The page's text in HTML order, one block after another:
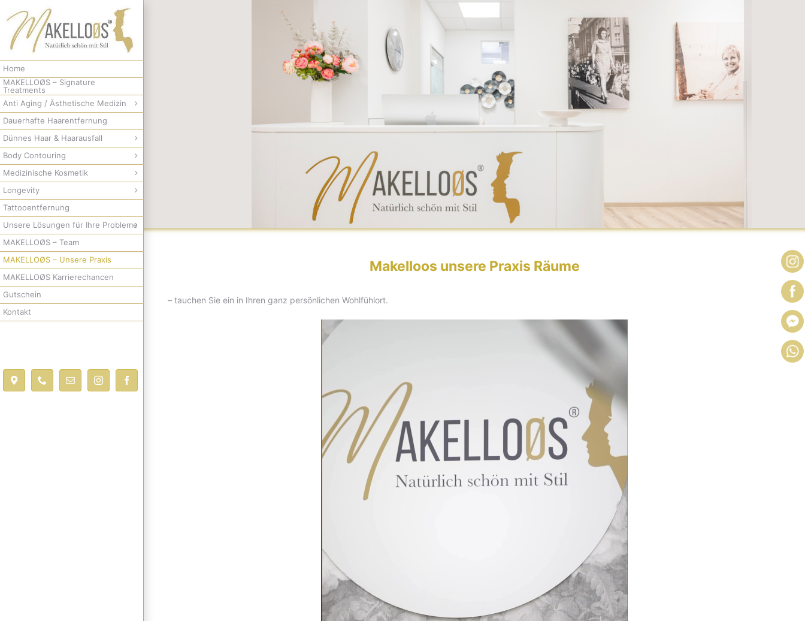
Inhalt
springen
Home
MAKELLOØS – Signature
Treatments
Anti Aging / Ästhetische Medizin
Dauerhafte Haarentfernung
Dünnes Haar & Haarausfall
Body Contouring
Medizinische Kosmetik
Longevity
Tattooentfernung
Unsere Lösungen für Ihre Probleme
MAKELLOØS – Team
MAKELLOØS – Unsere Praxis
MAKELLOØS Karrierechancen
Gutschein
Kontakt
LocationTelefonE-
Mail
InstagramFacebook
Makelloos unsere Praxis Räume
– tauchen Sie ein in Ihren ganz persönlichen Wohlfühlort.